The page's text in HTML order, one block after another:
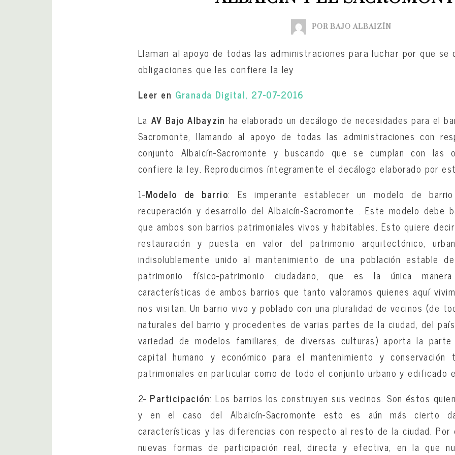
POR BAJO ALBAIZÍN
Llaman al apoyo de todas las administraciones para luchar por que se
obligaciones que les confiere la ley
Leer en Granada Digital, 27-07-2016
La AV Bajo Albayzin ha elaborado un decálogo de necesidades para el
Sacromonte, llamando al apoyo de todas las administraciones con
conjunto Albaicín-Sacromonte y buscando que se cumplan con las
confiere la ley. Reproducimos íntegramente el decálogo elaborado por
1-Modelo de barrio: Es imperante establecer un modelo de
recuperación y desarrollo del Albaicín-Sacromonte . Este modelo debe
que ambos son barrios patrimoniales vivos y habitables. Esto quiere
restauración y puesta en valor del patrimonio arquitectónico,
indisolublemente unido al mantenimiento de una población estable
patrimonio físico-patrimonio ciudadano, que es la única
características de ambos barrios que tanto valoramos quienes aquí
nos visitan. Un barrio vivo y poblado con una pluralidad de vecinos (de
naturales del barrio y procedentes de varias partes de la ciudad, del
variedad de modelos familiares, de diversas culturas) aporta la
capital humano y económico para el mantenimiento y
patrimoniales en particular como de todo el conjunto urbano y edificado
2- Participación: Los barrios los construyen sus vecinos. Son éstos
y en el caso del Albaicín-Sacromonte esto es aún más cierto
características y las diferencias con respecto al resto de la ciudad. Por
nuevas formas de participación real, directa y efectiva, en la que